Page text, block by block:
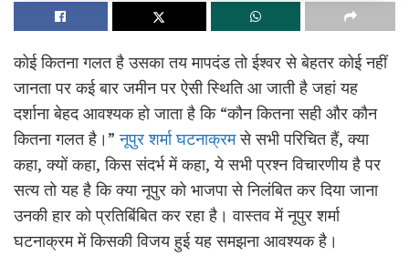
कोई कितना गलत है उसका तय मापदंड तो ईश्वर से बेहतर कोई नहीं
जानता पर कई बार जमीन पर ऐसी स्थिति आ जाती है जहां यह
दर्शाना बेहद आवश्यक हो जाता है कि “कौन कितना सही और कौन
कितना गलत है।”नूपुर शर्मा घटनाक्रमसे सभी परिचित हैं, क्या
कहा, क्यों कहा, किस संदर्भ में कहा, ये सभी प्रश्न विचारणीय है पर
सत्य तो यह है कि क्या नूपुर को भाजपा से निलंबित कर दिया जाना
उनकी हार को प्रतिबिंबित कर रहा है। वास्तव में नूपुर शर्मा
घटनाक्रम में किसकी विजय हुई यह समझना आवश्यक है।